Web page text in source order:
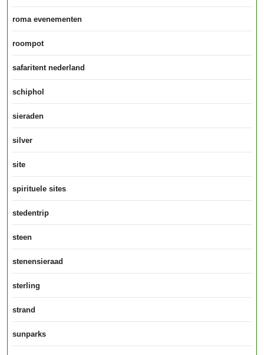
roma evenementen
roompot
safaritent nederland
schiphol
sieraden
silver
site
spirituele sites
stedentrip
steen
stenensieraad
sterling
strand
sunparks